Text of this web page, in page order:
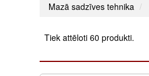
Mazā sadzīves tehnika
Tiek attēloti 60 produkti.